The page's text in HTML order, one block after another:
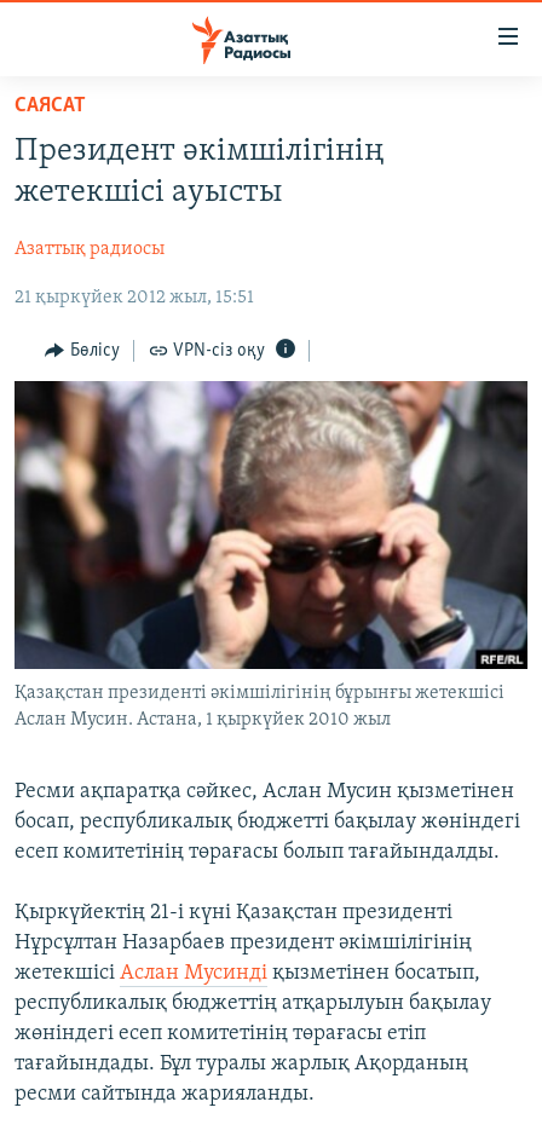
Skip
main
content
to
Navigation
САЯСАТ
ҚАҢТАР ОҚИҒАСЫ
АДАМ ҚҰҚЫҚТАРЫ
ӘЛЕУМЕТ
ӘЛЕМ
АРНАЙЫ ЖОБАЛАР
Русский
Басқа тілдерде
САЯСАТ
Президент әкімшілігінің
жетекшісі ауысты
Азаттық радиосы
21 қыркүйек 2012 жыл, 15:51
Бөлісу VPN-сіз оқу
Қазақстан президенті әкімшілігінің бұрынғы жетекшісі
Аслан Мусин. Астана, 1 қыркүйек 2010 жыл
Ресми ақпаратқа сәйкес, Аслан Мусин қызметінен
босап, республикалық бюджетті бақылау жөніндегі
есеп комитетінің төрағасы болып тағайындалды.
Қыркүйектің 21-і күні Қазақстан президенті
Нұрсұлтан Назарбаев президент әкімшілігінің
жетекшісі Аслан Мусинді қызметінен босатып,
республикалық бюджеттің атқарылуын бақылау
жөніндегі есеп комитетінің төрағасы етіп
тағайындады. Бұл туралы жарлық Ақорданың
ресми сайтында жарияланды.